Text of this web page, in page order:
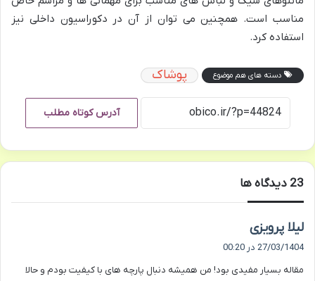
مناسب است. همچنین می توان از آن در دکوراسیون داخلی نیز
استفاده کرد.
دسته های هم موضوع پوشاک
آدرس کوتاه مطلب
‫23 دیدگاه ها
لیلا پرویزی
:
27/03/1404 در 00:20
مقاله بسیار مفیدی بود! من همیشه دنبال پارچه های با کیفیت بودم و حالا